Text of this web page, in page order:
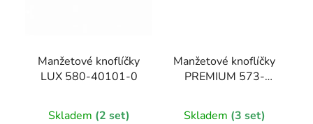
Manžetové knoflíčky
LUX 580-40101-0
Skladem (2 set)
Manžetové knoflíčky
PREMIUM 573-
Skladem (3 set)